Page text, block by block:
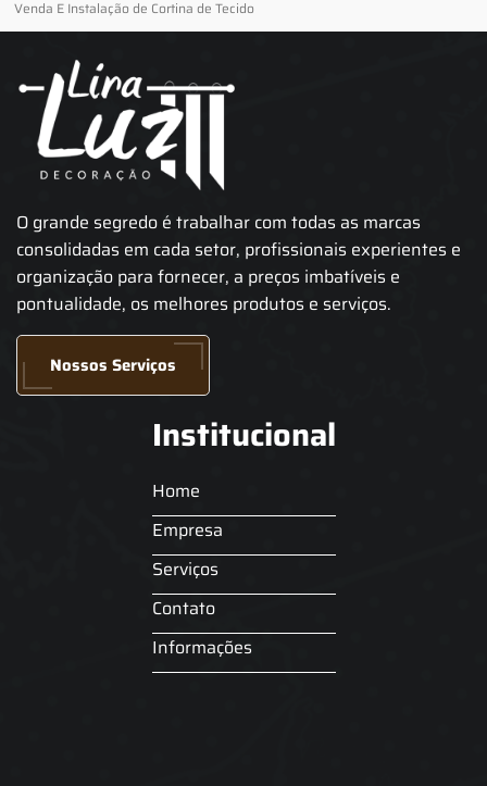
Venda E Instalação de Cortina de Tecido
O grande segredo é trabalhar com todas as marcas
consolidadas em cada setor, profissionais experientes e
organização para fornecer, a preços imbatíveis e
pontualidade, os melhores produtos e serviços.
Nossos Serviços
Institucional
Home
Empresa
Serviços
Contato
Informações